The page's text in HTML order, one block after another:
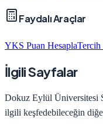
Faydalı Araçlar
YKS Puan HesaplaTercih
İlgili Sayfalar
Dokuz Eylül Üniversitesi
ilgili keşfedebileceğin